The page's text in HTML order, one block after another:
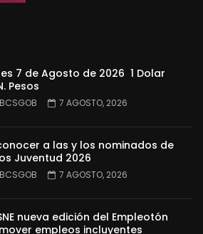
7 de Agosto de 2026 1 Dolar
Pesos
7 AGOSTO, 2026
a las y los nominados de
Juventud 2026
7 AGOSTO, 2026
nueva edición del Empleotón
empleos incluyentes